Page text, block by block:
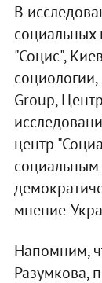
В
социальных
"Социс",
Group,
центр
мнение-
Напомним,
Разумкова,